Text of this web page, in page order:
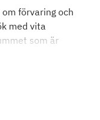
förvaring och
med vita
som är